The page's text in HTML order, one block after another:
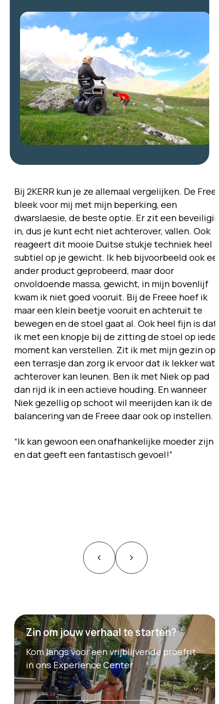
Bij 2KERR kun je ze allemaal vergelijken. De
bleek voor mij met mijn beperking, een
dwarslaesie, de beste optie. Er zit een
in, dus je kunt echt niet achterover, vallen. Ook
reageert dit mooie Duitse stukje techniek heel
subtiel op je gewicht. Ik heb bijvoorbeeld ook
ander product geprobeerd, maar door
onvoldoende massa, gewicht, in mijn bovenlijf
kwam ik niet goed vooruit. Bij de Freee hoef ik
maar een klein beetje vooruit en achteruit te
bewegen en de stoel gaat al. Ook heel fijn is dat
ik met een knopje bij de zitting de stoel op
moment kan verstellen. Zit ik met mijn gezin op
een terrasje dan zorg ik ervoor dat ik lekker wat
achterover kan leunen. Ben ik met Niek op pad
dan rijd ik in een actieve houding. En wanneer
Niek gezellig op schoot wil meerijden kan ik de
balancering van de Freee daar ook op instellen.
“Ik kan gewoon een onafhankelijke moeder zijn
en dat geeft een fantastisch gevoel!”
Zin om jouw verhaal te starten?
Kom langs voor een vrijblijvende proefrit
in ons Experience Center